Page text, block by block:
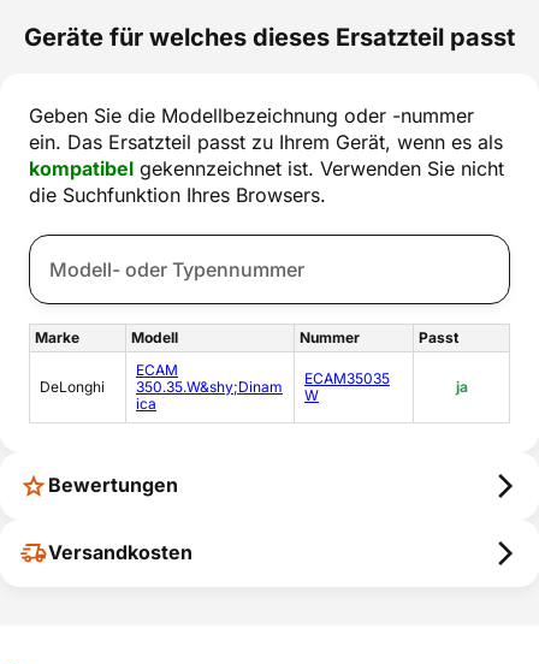
Geräte für welches dieses Ersatzteil passt
Geben Sie die Modellbezeichnung oder -nummer
ein. Das Ersatzteil passt zu Ihrem Gerät, wenn es als
kompatibel gekennzeichnet ist. Verwenden Sie nicht
die Suchfunktion Ihres Browsers.
Marke Modell Nummer Passt
DeLonghi
ECAM
350.35.W&shy;Dinam
ica
ECAM35035
W
ja
Bewertungen
Versandkosten